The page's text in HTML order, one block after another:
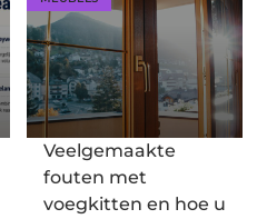
Veelgemaakte
fouten met
voegkitten en hoe u